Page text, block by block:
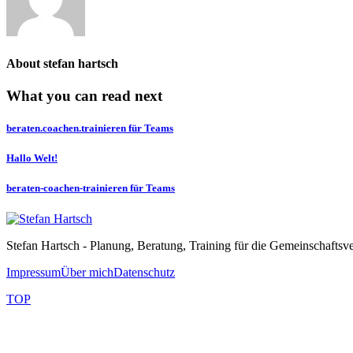
About stefan hartsch
What you can read next
beraten.coachen.trainieren für Teams
Hallo Welt!
beraten-coachen-trainieren für Teams
Stefan Hartsch - Planung, Beratung, Training für die
ImpressumÜber michDatenschutz
TOP